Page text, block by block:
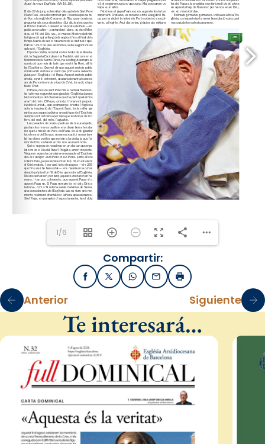
www.5fars.com
1/6
Compartir:
FacebookX / TwitterWhatsApp
EmailImprimir
Anterior Siguiente
Te interesará…